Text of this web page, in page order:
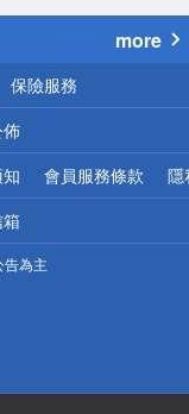
more
保險服務
會員服務條款 隱
為主